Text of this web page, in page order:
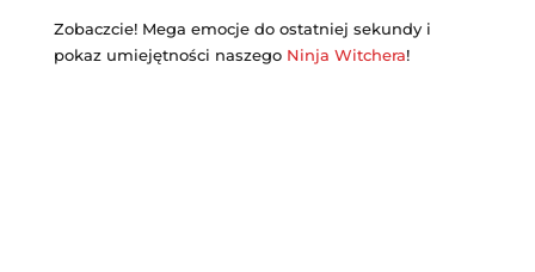
Zobaczcie! Mega emocje do ostatniej sekundy i
pokaz umiejętności naszego Ninja Witchera!